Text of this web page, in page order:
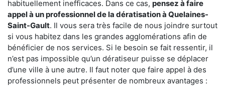
habituellement inefficaces. Dans ce cas, pensez à faire
appel à un professionnel de la dératisation à Quelaines-
Saint-Gault. Il vous sera très facile de nous joindre surtout
si vous habitez dans les grandes agglomérations afin de
bénéficier de nos services. Si le besoin se fait ressentir, il
n’est pas impossible qu’un dératiseur puisse se déplacer
d’une ville à une autre. Il faut noter que faire appel à des
professionnels peut présenter de nombreux avantages :